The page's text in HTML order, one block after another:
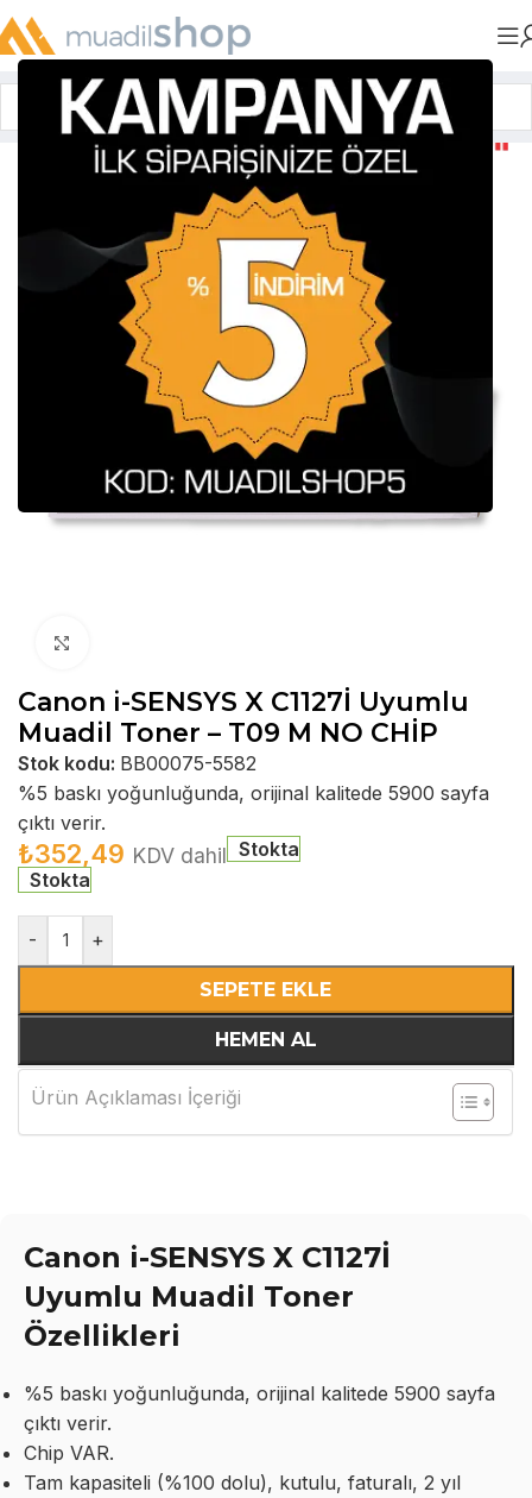
Anasayfa»Muadil Tonerler
Canon i-SENSYS X C1127İ Uyumlu
Muadil Toner – T09 M NO CHİP
Stok kodu: BB00075-5582
%5 baskı yoğunluğunda, orijinal kalitede 5900 sayfa
çıktı verir.
₺352,49 KDV dahil Stokta
Stokta
- +
SEPETE EKLE
HEMEN AL
Ürün Açıklaması İçeriği
Canon i-SENSYS X C1127İ
Uyumlu Muadil Toner
Özellikleri
%5 baskı yoğunluğunda, orijinal kalitede 5900 sayfa
çıktı verir.
Chip VAR.
Tam kapasiteli (%100 dolu), kutulu, faturalı, 2 yıl